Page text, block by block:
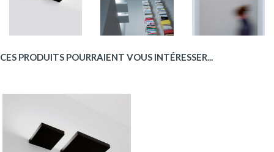
CES PRODUITS POURRAIENT VOUS INTÉRESSER...